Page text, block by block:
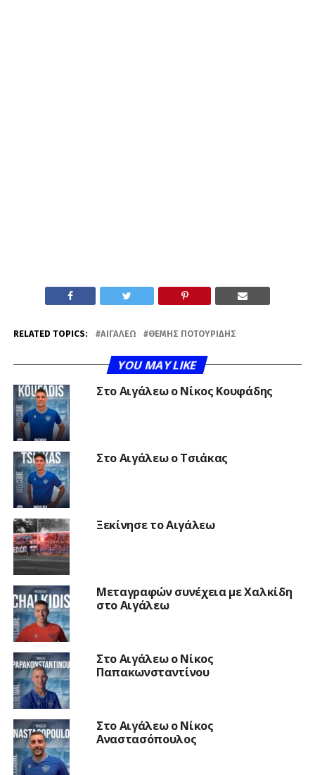
RELATED TOPICS: ΑΙΓΆΛΕΩ ΘΈΜΗΣ ΠΟΤΟΥΡΊΔΗΣ
YOU MAY LIKE
Στο Αιγάλεω ο Νίκος Κουφάδης
Στο Αιγάλεω ο Τσιάκας
Ξεκίνησε το Αιγάλεω
Μεταγραφών συνέχεια με Χαλκίδη
στο Αιγάλεω
Στο Αιγάλεω ο Νίκος
Παπακωνσταντίνου
Στο Αιγάλεω ο Νίκος
Αναστασόπουλος